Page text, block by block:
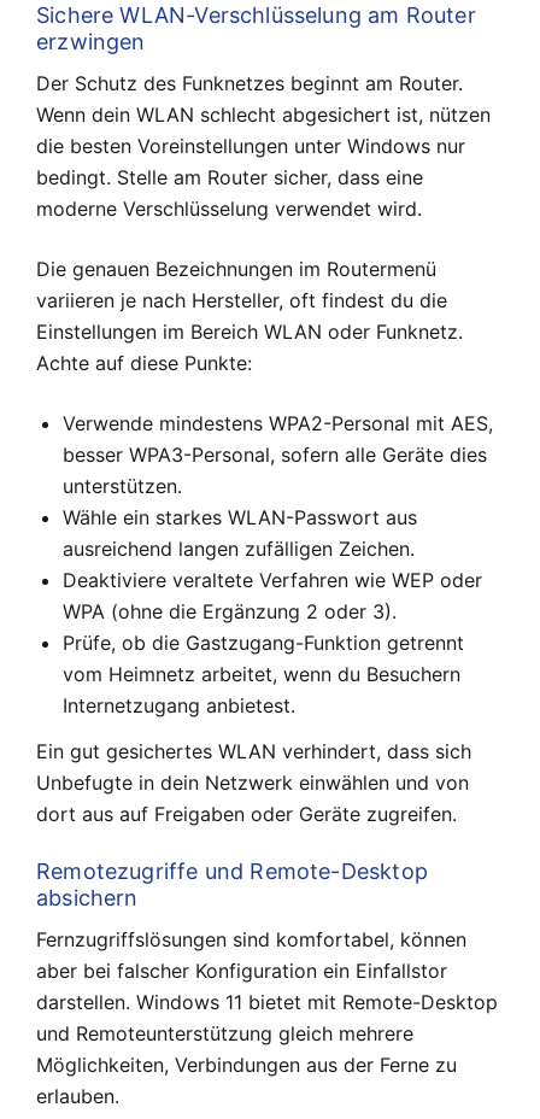
Sichere WLAN-Verschlüsselung am Router
erzwingen
Der Schutz des Funknetzes beginnt am Router.
Wenn dein WLAN schlecht abgesichert ist, nützen
die besten Voreinstellungen unter Windows nur
bedingt. Stelle am Router sicher, dass eine
moderne Verschlüsselung verwendet wird.
Die genauen Bezeichnungen im Routermenü
variieren je nach Hersteller, oft findest du die
Einstellungen im Bereich WLAN oder Funknetz.
Achte auf diese Punkte:
Verwende mindestens WPA2-Personal mit AES,
besser WPA3-Personal, sofern alle Geräte dies
unterstützen.
Wähle ein starkes WLAN-Passwort aus
ausreichend langen zufälligen Zeichen.
Deaktiviere veraltete Verfahren wie WEP oder
WPA (ohne die Ergänzung 2 oder 3).
Prüfe, ob die Gastzugang-Funktion getrennt
vom Heimnetz arbeitet, wenn du Besuchern
Internetzugang anbietest.
Ein gut gesichertes WLAN verhindert, dass sich
Unbefugte in dein Netzwerk einwählen und von
dort aus auf Freigaben oder Geräte zugreifen.
Remotezugriffe und Remote-Desktop
absichern
Fernzugriffslösungen sind komfortabel, können
aber bei falscher Konfiguration ein Einfallstor
darstellen. Windows 11 bietet mit Remote-Desktop
und Remoteunterstützung gleich mehrere
Möglichkeiten, Verbindungen aus der Ferne zu
erlauben.